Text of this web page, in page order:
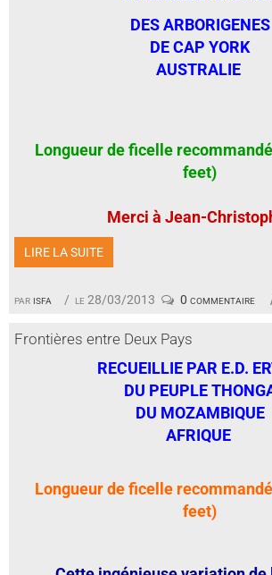
par isfa le 28/03/2013 0 commentaire
DES ARBORIGENES
DE CAP YORK
AUSTRALIE
Longueur de ficelle
feet)
Merci à Jean-
LIRE LA SUITE
Frontières entre Deux Pays
RECUEILLIE PAR E.D.
DU PEUPLE
DU MOZAMBIQUE
AFRIQUE
Longueur de ficelle
feet)